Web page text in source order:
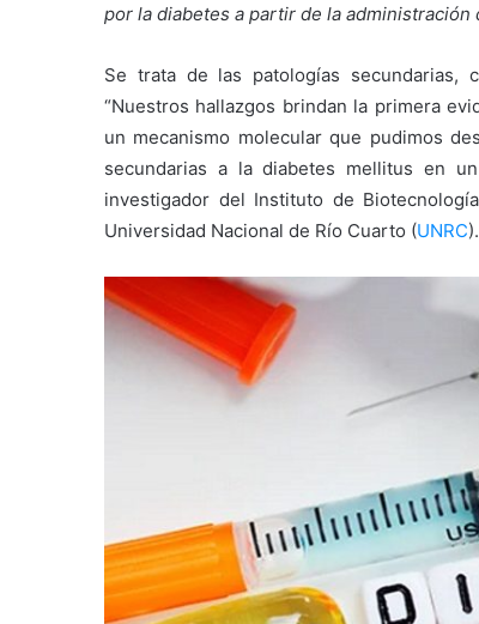
por la diabetes a partir de la administración
Se trata de las patologías secundarias,
“Nuestros hallazgos brindan la primera
un mecanismo molecular que pudimos
secundarias a la diabetes mellitus en
investigador del Instituto de
Universidad Nacional de Río Cuarto (UNRC).